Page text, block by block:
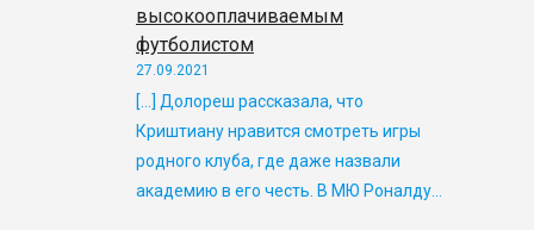
высокооплачиваемым
футболистом
27.09.2021
[…] Долореш рассказала, что
Криштиану нравится смотреть игры
родного клуба, где даже назвали
академию в его честь. В МЮ Роналду…